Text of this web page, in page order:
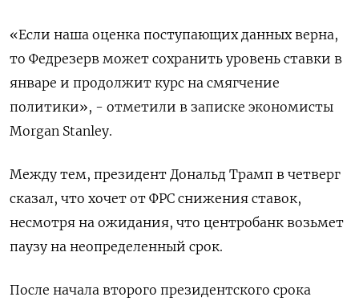
«Если наша оценка поступающих данных верна,
то Федрезерв может сохранить уровень ставки в
январе и продолжит курс на смягчение
политики», - отметили в записке экономисты
Morgan Stanley.
Между тем, президент Дональд Трамп в четверг
сказал, что хочет от ФРС снижения ставок,
несмотря на ожидания, что центробанк возьмет
паузу на неопределенный срок.
После начала второго президентского срока